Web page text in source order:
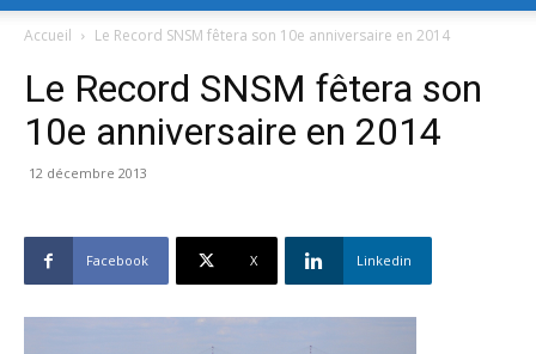
Accueil Le Record SNSM fêtera son 10e anniversaire en 2014
Le Record SNSM fêtera son
10e anniversaire en 2014
12 décembre 2013
Facebook X Linkedin